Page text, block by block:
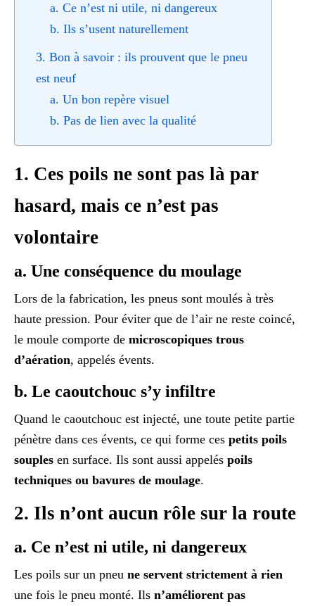
a. Ce n’est ni utile, ni dangereux
b. Ils s’usent naturellement
3. Bon à savoir : ils prouvent que le pneu
est neuf
a. Un bon repère visuel
b. Pas de lien avec la qualité
1. Ces poils ne sont pas là par
hasard, mais ce n’est pas
volontaire
a. Une conséquence du moulage
Lors de la fabrication, les pneus sont moulés à très
haute pression. Pour éviter que de l’air ne reste coincé,
le moule comporte de microscopiques trous
d’aération, appelés évents.
b. Le caoutchouc s’y infiltre
Quand le caoutchouc est injecté, une toute petite partie
pénètre dans ces évents, ce qui forme ces petits poils
souples en surface. Ils sont aussi appelés poils
techniques ou bavures de moulage.
2. Ils n’ont aucun rôle sur la route
a. Ce n’est ni utile, ni dangereux
Les poils sur un pneu ne servent strictement à rien
une fois le pneu monté. Ils n’améliorent pas